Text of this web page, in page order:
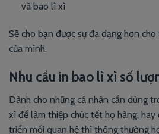
và bao lì xì
Sẽ cho bạn được sự đa dạng hơn
của mình.
Nhu cầu in bao lì xì số
Dành cho những cá nhân cần dùng
xì để làm thiệp chúc tết họ hàng,
triển mối quan hệ thì thông thường